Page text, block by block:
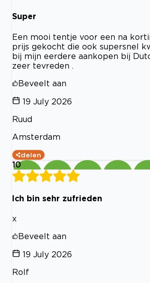
Super
Een mooi tentje voor een na
prijs gekocht die ook supersnel
bij mijn eerdere aankopen bij
zeer tevreden .
Beveelt aan
19 July 2026
Ruud
Amsterdam
delen
10
Ich bin sehr zufrieden
x
Beveelt aan
19 July 2026
Rolf